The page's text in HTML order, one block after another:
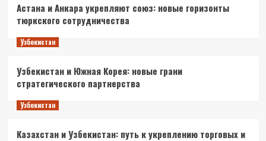
Астана и Анкара укрепляют союз: новые горизонты
тюркского сотрудничества
Узбекистан
Узбекистан и Южная Корея: новые грани
стратегического партнерства
Узбекистан
Казахстан и Узбекистан: путь к укреплению торговых и